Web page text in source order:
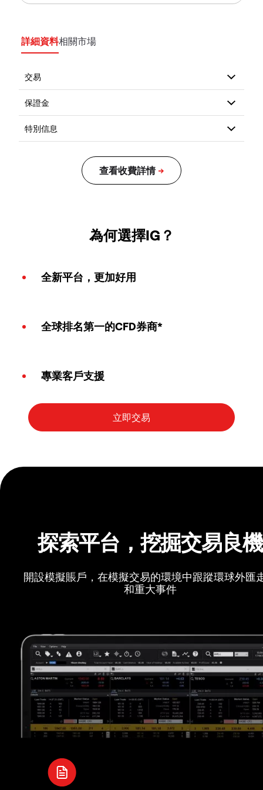
詳細資料相關市場
為何選擇IG？
全新平台，更加好用
全球排名第一的CFD券商*
專業客戶支援
探索平台，挖掘交易良機
開設模擬賬戶，在模擬交易的環境中跟蹤環球外匯
和重大事件